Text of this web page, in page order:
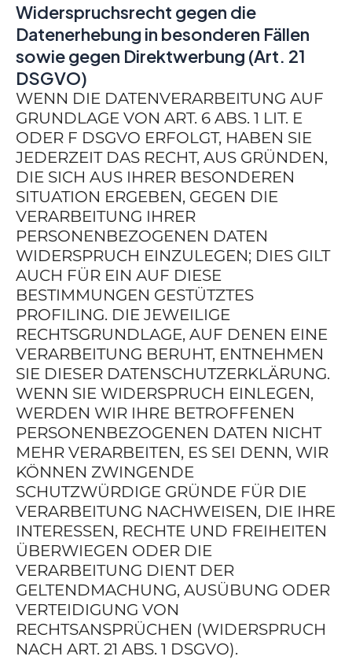
Widerspruchsrecht gegen die
Datenerhebung in besonderen Fällen
sowie gegen Direktwerbung (Art. 21
DSGVO)
WENN DIE DATENVERARBEITUNG AUF
GRUNDLAGE VON ART. 6 ABS. 1 LIT. E
ODER F DSGVO ERFOLGT, HABEN SIE
JEDERZEIT DAS RECHT, AUS GRÜNDEN,
DIE SICH AUS IHRER BESONDEREN
SITUATION ERGEBEN, GEGEN DIE
VERARBEITUNG IHRER
PERSONENBEZOGENEN DATEN
WIDERSPRUCH EINZULEGEN; DIES GILT
AUCH FÜR EIN AUF DIESE
BESTIMMUNGEN GESTÜTZTES
PROFILING. DIE JEWEILIGE
RECHTSGRUNDLAGE, AUF DENEN EINE
VERARBEITUNG BERUHT, ENTNEHMEN
SIE DIESER DATENSCHUTZERKLÄRUNG.
WENN SIE WIDERSPRUCH EINLEGEN,
WERDEN WIR IHRE BETROFFENEN
PERSONENBEZOGENEN DATEN NICHT
MEHR VERARBEITEN, ES SEI DENN, WIR
KÖNNEN ZWINGENDE
SCHUTZWÜRDIGE GRÜNDE FÜR DIE
VERARBEITUNG NACHWEISEN, DIE IHRE
INTERESSEN, RECHTE UND FREIHEITEN
ÜBERWIEGEN ODER DIE
VERARBEITUNG DIENT DER
GELTENDMACHUNG, AUSÜBUNG ODER
VERTEIDIGUNG VON
RECHTSANSPRÜCHEN (WIDERSPRUCH
NACH ART. 21 ABS. 1 DSGVO).